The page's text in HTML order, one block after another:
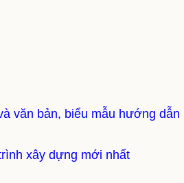
văn bản, biểu mẫu hướng dẫn
xây dựng mới nhất